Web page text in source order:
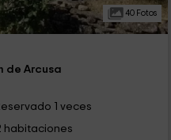
40 Fotos
de Arcusa
1 veces
habitaciones